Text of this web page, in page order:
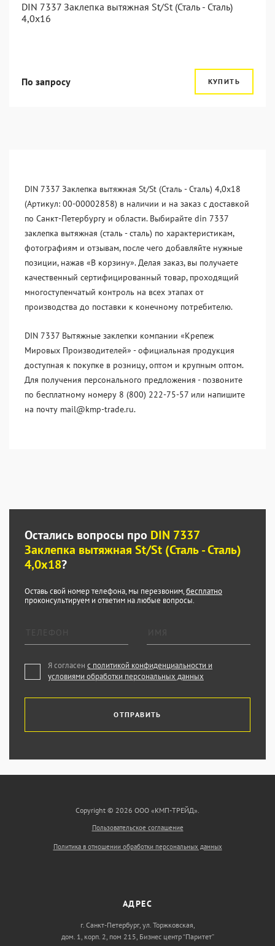
DIN 7337 Заклепка вытяжная St/St (Сталь - Сталь)
4,0x16
По запросу КУПИТЬ
DIN 7337 Заклепка вытяжная St/St (Сталь - Сталь) 4,0x18
(Артикул: 00-00002858) в наличии и на заказ с доставкой
по Санкт-Петербургу и области. Выбирайте din 7337
заклепка вытяжная (сталь - сталь) по характеристикам,
фотографиям и отзывам, после чего добавляйте нужные
позиции, нажав «В корзину». Делая заказ, вы получаете
качественный сертифицированный товар, проходящий
многоступенчатый контроль на всех этапах от
производства до поставки к конечному потребителю.
DIN 7337 Вытяжные заклепки компании «Крепеж
Мировых Производителей» - официальная продукция
доступная к покупке в розницу, оптом и крупным оптом.
Для получения персонального предложения - позвоните
по бесплатному номеру 8 (800) 222-75-57 или напишите
на почту mail@kmp-trade.ru.
Остались вопросы про DIN 7337
Заклепка вытяжная St/St (Сталь - Сталь)
4,0x18?
Оставь свой номер телефона, мы перезвоним,бесплатно
проконсультируем и ответим на любые вопросы.
Я согласен с политикой конфиденциальности и
условиями обработки персональных данных
ОТПРАВИТЬ
Copyright © 2026 ООО «КМП-ТРЕЙД».
Пользовательское соглашение
Политика в отношении обработки персональных данных
АДРЕС
г. Санкт-Петербург, ул. Торжковская,
дом. 1, корп. 2, пом 215, Бизнес центр “Паритет”